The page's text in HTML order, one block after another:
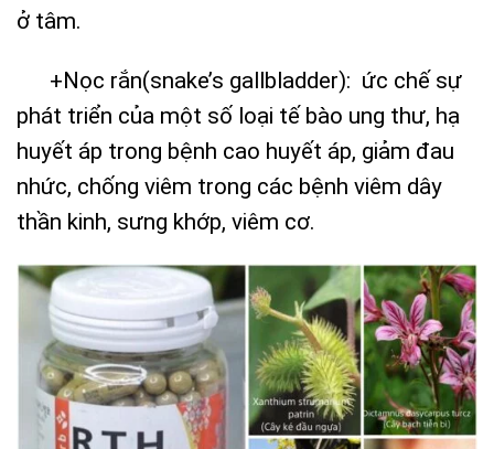
ở tâm.
+Nọc rắn(snake’s gallbladder): ức chế sự
phát triển của một số loại tế bào ung thư, hạ
huyết áp trong bệnh cao huyết áp, giảm đau
nhức, chống viêm trong các bệnh viêm dây
thần kinh, sưng khớp, viêm cơ.